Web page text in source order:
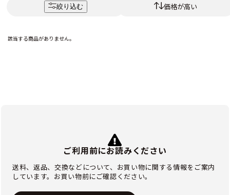
絞り込む 価格が高い
該当する商品がありません。
ご利用前にお読みください
送料、返品、交換などについて、お買い物に関する情報をご案内
しています。お買い物前にご確認ください。